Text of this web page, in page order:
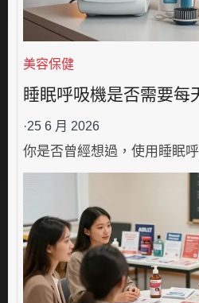
美容保健
睡眠呼吸機是否需要每
·25 6 月 2026
你是否曾經想過，使用睡眠